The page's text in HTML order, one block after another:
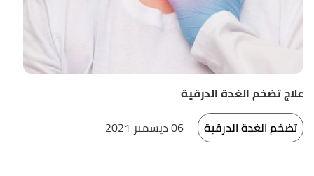
علاج تضخم الغدة الدرقية
تضخم الغدة الدرقية
06 ديسمبر 2021